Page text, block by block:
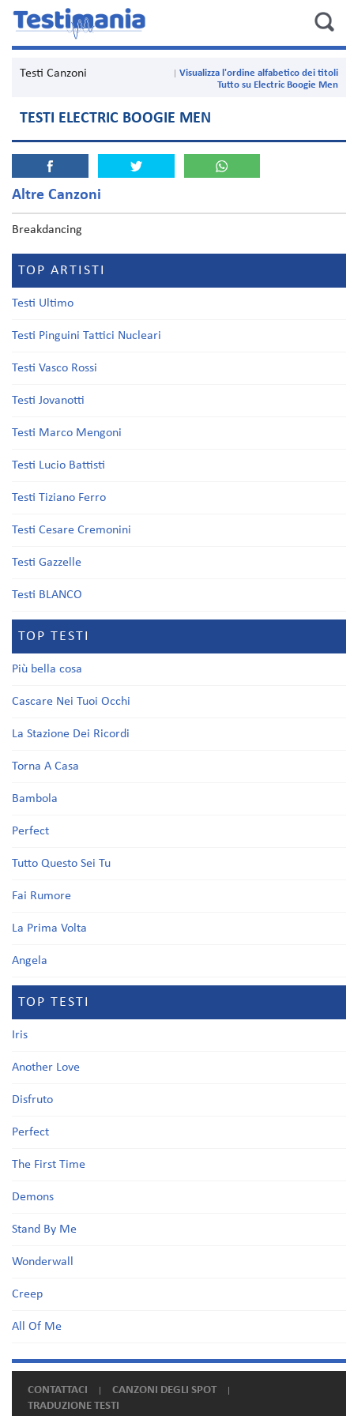
Testi Canzoni
Visualizza l'ordine alfabetico dei titoli
Tutto su Electric Boogie Men
TESTI ELECTRIC BOOGIE MEN
Altre Canzoni
Breakdancing
TOP ARTISTI
Testi Ultimo
Testi Pinguini Tattici Nucleari
Testi Vasco Rossi
Testi Jovanotti
Testi Marco Mengoni
Testi Lucio Battisti
Testi Tiziano Ferro
Testi Cesare Cremonini
Testi Gazzelle
Testi BLANCO
TOP TESTI
Più bella cosa
Cascare Nei Tuoi Occhi
La Stazione Dei Ricordi
Torna A Casa
Bambola
Perfect
Tutto Questo Sei Tu
Fai Rumore
La Prima Volta
Angela
TOP TESTI
Iris
Another Love
Disfruto
Perfect
The First Time
Demons
Stand By Me
Wonderwall
Creep
All Of Me
CONTATTACI
CANZONI DEGLI SPOT
TRADUZIONE TESTI